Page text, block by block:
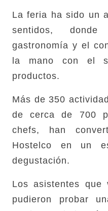
La feria ha sido un
sentidos,
gastronomía y el
la mano con el
productos.
Más de 350
de cerca de 700
chefs, han
Hostelco en un
degustación.
Los asistentes que
pudieron probar